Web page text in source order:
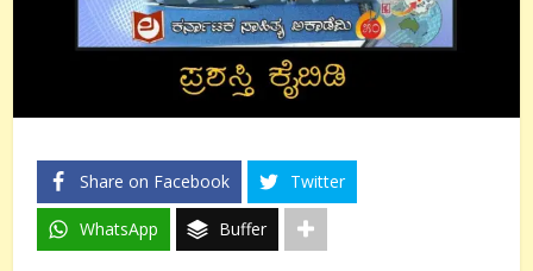
Share on Facebook Twitter
WhatsApp Buffer